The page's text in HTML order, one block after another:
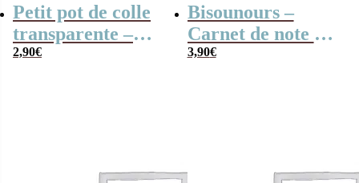
Petit pot de colle
transparente –
Cléopâtre
2,90€
Bisounours –
Carnet de note A6
Rose
3,90€